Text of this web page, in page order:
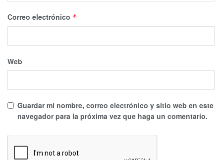
Correo electrónico *
Web
Guardar mi nombre, correo electrónico y sitio web en este
navegador para la próxima vez que haga un comentario.